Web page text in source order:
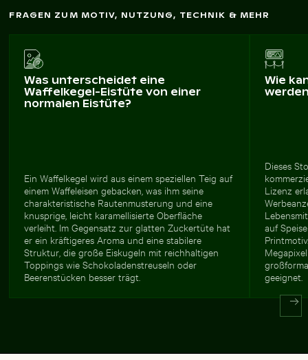
FRAGEN ZUM MOTIV, NUTZUNG, TECHNIK & MEHR
Was unterscheidet eine
Waffelkegel-Eistüte von einer
normalen Eistüte?
Ein Waffelkegel wird aus einem speziellen Teig auf
einem Waffeleisen gebacken, was ihm seine
charakteristische Rautenmusterung und eine
knusprige, leicht karamellisierte Oberfläche
verleiht. Im Gegensatz zur glatten Zuckertüte hat
er ein kräftigeres Aroma und eine stabilere
Struktur, die große Eiskugeln mit reichhaltigen
Toppings wie Schokoladenstreuseln oder
Beerenstücken besser trägt.
Wie
Dieses
Lizenz
auf
geeignet.